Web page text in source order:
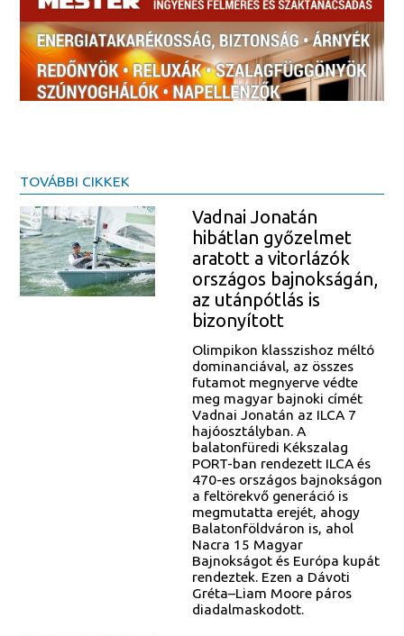
TOVÁBBI CIKKEK
Vadnai Jonatán
hibátlan győzelmet
aratott a vitorlázók
országos bajnokságán,
az utánpótlás is
bizonyított
Olimpikon klasszishoz méltó
dominanciával, az összes
futamot megnyerve védte
meg magyar bajnoki címét
Vadnai Jonatán az ILCA 7
hajóosztályban. A
balatonfüredi Kékszalag
PORT-ban rendezett ILCA és
470-es országos bajnokságon
a feltörekvő generáció is
megmutatta erejét, ahogy
Balatonföldváron is, ahol
Nacra 15 Magyar
Bajnokságot és Európa kupát
rendeztek. Ezen a Dávoti
Gréta–Liam Moore páros
diadalmaskodott.